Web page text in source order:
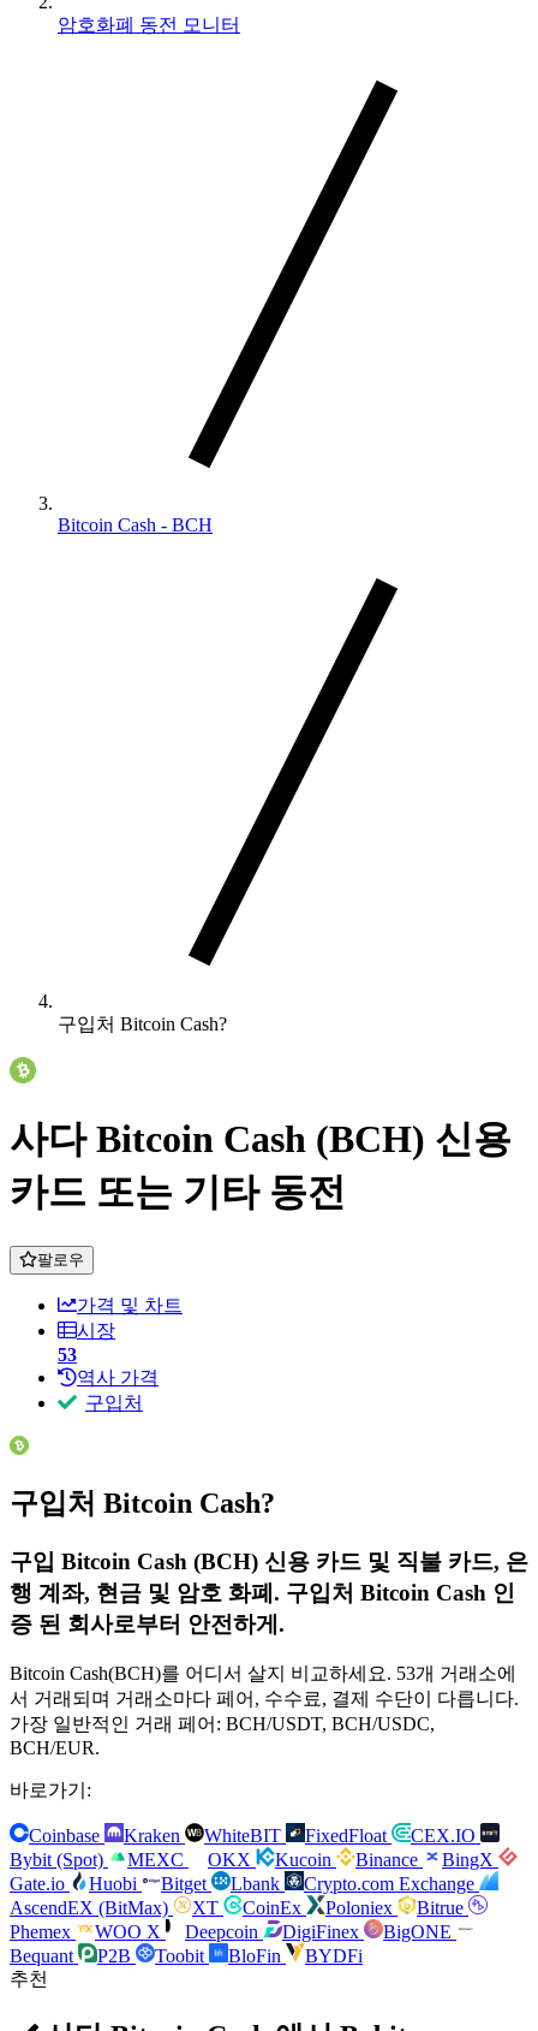
암호화폐 동전 모니터
Bitcoin Cash - BCH
구입처 Bitcoin Cash?
사다 Bitcoin Cash (BCH) 신용
카드 또는 기타 동전
팔로우
가격 및 차트
시장
53
역사 가격
구입처
구입처 Bitcoin Cash?
구입 Bitcoin Cash (BCH) 신용 카드 및 직불 카드, 은
행 계좌, 현금 및 암호 화폐. 구입처 Bitcoin Cash 인
증 된 회사로부터 안전하게.
Bitcoin Cash(BCH)를 어디서 살지 비교하세요. 53개 거래소에
서 거래되며 거래소마다 페어, 수수료, 결제 수단이 다릅니다.
가장 일반적인 거래 페어: BCH/USDT, BCH/USDC,
BCH/EUR.
바로가기:
Coinbase Kraken WhiteBIT FixedFloat
CEX.IO
Bybit (Spot)
MEXC OKX Kucoin Binance
BingX
Gate.io
Huobi Bitget Lbank
Crypto.com Exchange
AscendEX (BitMax)
XT CoinEx Poloniex
Bitrue
Phemex
WOO X Deepcoin DigiFinex
BigONE
Bequant
P2B Toobit BloFin
BYDFi
추천